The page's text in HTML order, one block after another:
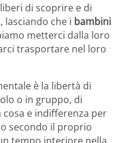
di scoprire e di
lasciando che i bambini
metterci dalla loro
trasportare nel loro
è la libertà di
o in gruppo, di
e indifferenza per
secondo il proprio